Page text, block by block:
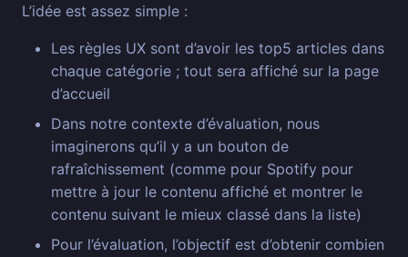
L’idée est assez simple :
Les règles UX sont d’avoir les top5 articles dans
chaque catégorie ; tout sera affiché sur la page
d’accueil
Dans notre contexte d’évaluation, nous
imaginerons qu’il y a un bouton de
rafraîchissement (comme pour Spotify pour
mettre à jour le contenu affiché et montrer le
contenu suivant le mieux classé dans la liste)
Pour l’évaluation, l’objectif est d’obtenir combien